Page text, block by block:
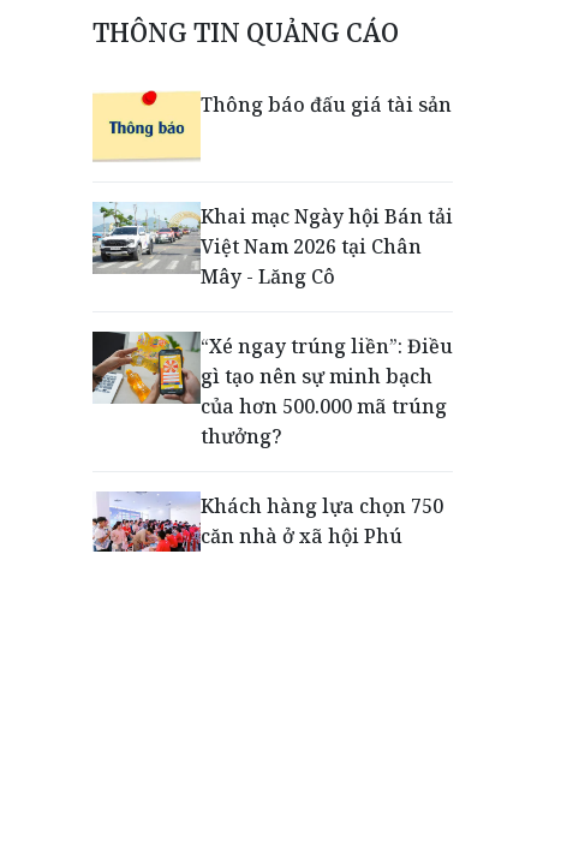
Dấu mốc khẳng định năng
lực vận hành và thích ứng
toán thưởng vượt kế
hoạch
lập nghiệp của người trẻ
toàn cầu
THÔNG TIN QUẢNG CÁO
Thông báo đấu giá tài sản
Khai mạc Ngày hội Bán tải
Việt Nam 2026 tại Chân
Mây - Lăng Cô
“Xé ngay trúng liền”: Điều
gì tạo nên sự minh bạch
của hơn 500.000 mã trúng
thưởng?
Khách hàng lựa chọn 750
căn nhà ở xã hội Phú